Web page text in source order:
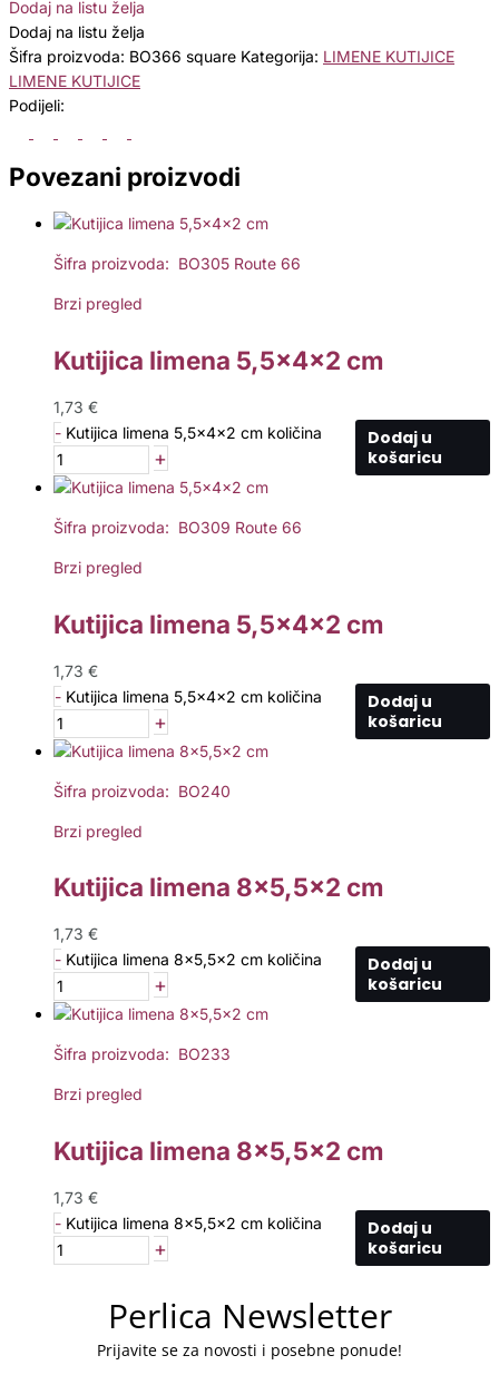
Dodaj na listu želja
Dodaj na listu želja
Šifra proizvoda: BO366 square Kategorija: LIMENE KUTIJICE
LIMENE KUTIJICE
Podijeli:
Povezani proizvodi
Šifra proizvoda: BO305 Route 66
Brzi pregled
Kutijica limena 5,5x4x2 cm
1,73 €
- Kutijica limena 5,5x4x2 cm količina
+
Dodaj u
košaricu
Šifra proizvoda: BO309 Route 66
Brzi pregled
Kutijica limena 5,5x4x2 cm
1,73 €
- Kutijica limena 5,5x4x2 cm količina
+
Dodaj u
košaricu
Šifra proizvoda: BO240
Brzi pregled
Kutijica limena 8×5,5×2 cm
1,73 €
- Kutijica limena 8x5,5x2 cm količina
+
Dodaj u
košaricu
Šifra proizvoda: BO233
Brzi pregled
Kutijica limena 8×5,5×2 cm
1,73 €
- Kutijica limena 8x5,5x2 cm količina
+
Dodaj u
košaricu
Perlica Newsletter
Prijavite se za novosti i posebne ponude!